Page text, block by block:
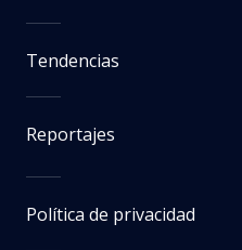
Tendencias
Reportajes
Política de privacidad